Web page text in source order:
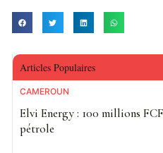
Articles Populaires
CAMEROUN
Elvi Energy : 100 millions
pétrole